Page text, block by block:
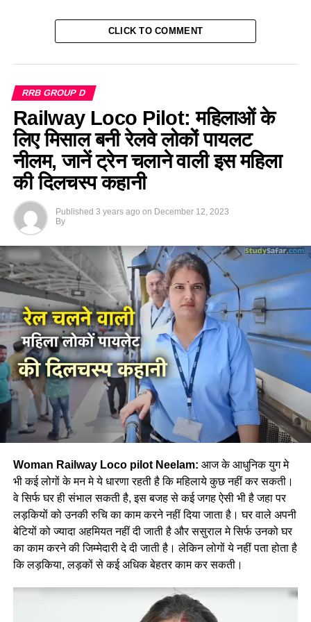
CLICK TO COMMENT
RRB GROUP D
Railway Loco Pilot: महिलाओं के
लिए मिसाल बनी रेलवे लोकों पायलट
नीलम, जानें ट्रेन चलाने वाली इस महिला
की दिलचस्प कहानी
Published 3 years ago on December 12, 2023
By
Woman Railway Loco pilot Neelam: आज के आधुनिक युग मे
भी कई लोगों के मन मे ये धारणा रहती है कि महिलाये कुछ नहीं कर सकती।
वे सिर्फ घर ही संभाल सकती है, इस बजह से कई जगह ऐसी भी है जहा पर
लड़कियों को उनकी रुचि का काम करने नहीं दिया जाता है। घर वाले अपनी
बेटियों को ज्यादा अहमियत नहीं दी जाती है और ससुराल मे सिर्फ उनको घर
का काम करने की जिम्मेदारी दे दी जाती है। लेकिन लोगों ये नहीं पता होता है
कि लड़किया, लड़कों से कई अधिक बेहतर काम कर सकती।